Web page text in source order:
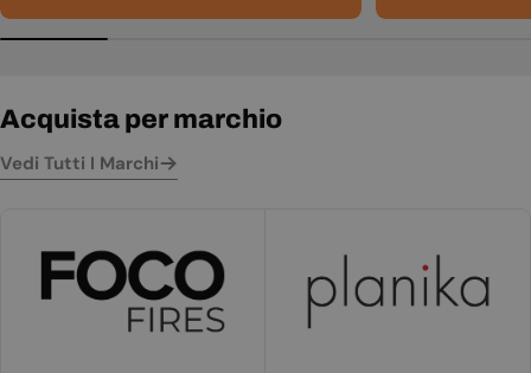
Acquista per marchio
Vedi Tutti I Marchi